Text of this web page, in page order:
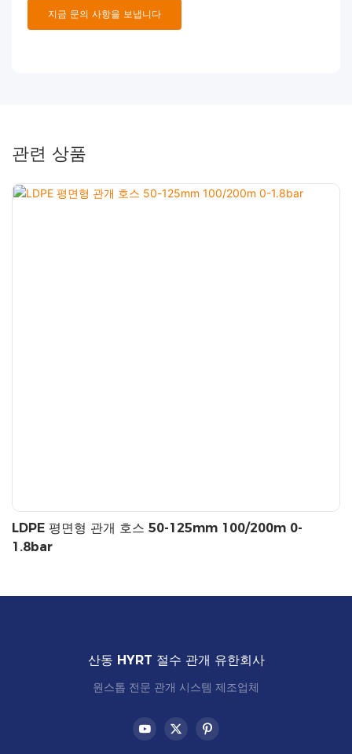
지금 문의 사항을 보냅니다
관련 상품
LDPE 평면형 관개 호스 50-125mm 100/200m 0-
1.8bar
산동 HYRT 절수 관개 유한회사
원스톱 전문 관개 시스템 제조업체